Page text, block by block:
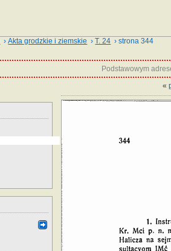
›Akta grodzkie i ziemskie ›T. 24 › strona 344
Podstawowym
«